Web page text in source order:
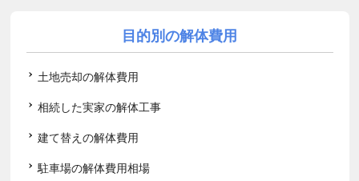
目的別の解体費用
土地売却の解体費用
相続した実家の解体工事
建て替えの解体費用
駐車場の解体費用相場